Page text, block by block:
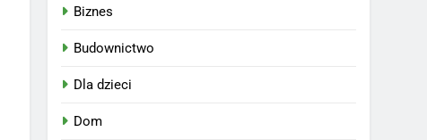
Biznes
Budownictwo
Dla dzieci
Dom